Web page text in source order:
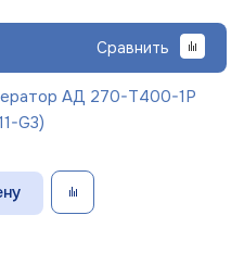
Сравнить
АД 270-Т400-1Р
G3)